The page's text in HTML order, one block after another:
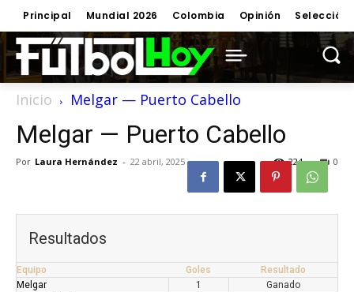
Principal Mundial 2026 Colombia Opinión Selección
Inicio Melgar — Puerto Cabello
Melgar — Puerto Cabello
Por Laura Hernández - 22 abril, 2025 0
224
Resultados
Equipo Goles
Resultado
Melgar
1
Ganado